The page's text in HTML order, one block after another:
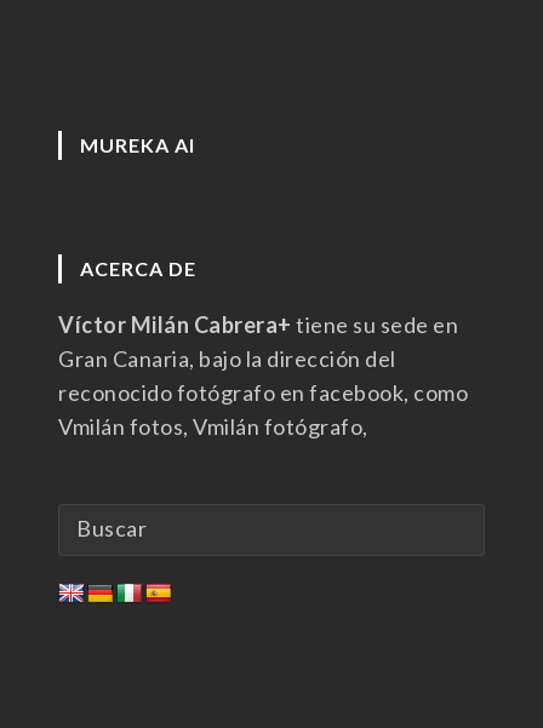
MUREKA AI
ACERCA DE
Víctor Milán Cabrera+ tiene su sede en
Gran Canaria, bajo la dirección del
reconocido fotógrafo en facebook, como
Vmilán fotos, Vmilán fotógrafo,